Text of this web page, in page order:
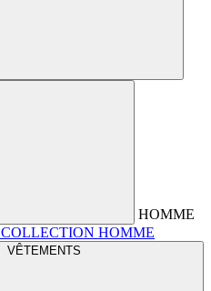
HOMME
HOMME
VÊTEMENTS